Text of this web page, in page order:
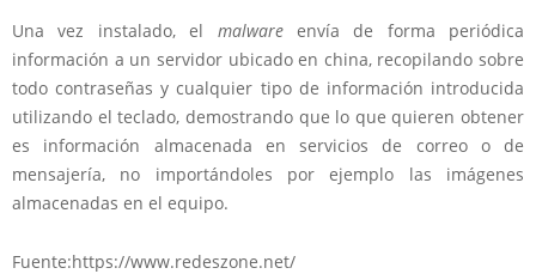
Una vez instalado, el malwareenvía de forma periódica
información a un servidor ubicado en china, recopilando sobre
todo contraseñas y cualquier tipo de información introducida
utilizando el teclado, demostrando que lo que quieren obtener
es información almacenada en servicios de correo o de
mensajería, no importándoles por ejemplo las imágenes
almacenadas en el equipo.
Fuente:https://www.redeszone.net/